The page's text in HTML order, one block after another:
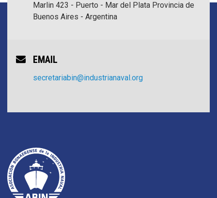
Marlin 423 - Puerto - Mar del Plata Provincia de
Buenos Aires - Argentina
EMAIL
secretariabin@industrianaval.org